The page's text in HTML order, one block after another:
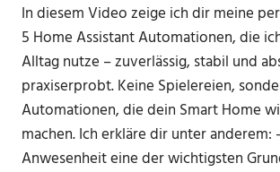
In diesem Video zeige ich dir meine
5 Home Assistant Automationen, die
Alltag nutze – zuverlässig, stabil und
praxiserprobt. Keine Spielereien,
Automationen, die dein Smart Home
machen. Ich erkläre dir unter anderem:
Anwesenheit eine der wichtigsten